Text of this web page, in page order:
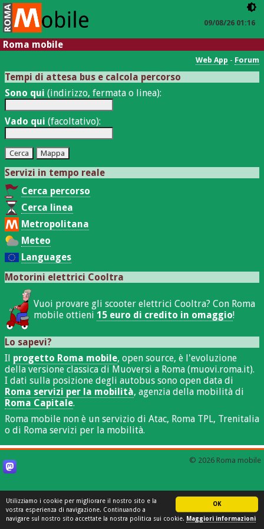
OK
Utilizziamo i cookie per migliorare il nostro sito e la
vostra esperienza di navigazione. Continuando a
navigare sul nostro sito accettate la nostra politica sui cookie. Maggiori informazioni
09/08/26 01:16
Roma mobile
Web App - Forum
Tempi di attesa bus e calcola percorso
Sono qui (indirizzo, fermata o linea):
Vado qui (facoltativo):
Servizi in tempo reale
Cerca percorso
Cerca linea
Metropolitana
Meteo
Languages
Motorini elettrici Cooltra
Vuoi provare gli scooter elettrici Cooltra? Con Roma
mobile ottieni 15 euro di credito in omaggio!
Lo sapevi?
Il progetto Roma mobile, open source, è l'evoluzione
della versione classica di Muoversi a Roma (muovi.roma.it).
I dati sulla posizione degli autobus sono open data di
Roma servizi per la mobilità, agenzia della mobilità di
Roma Capitale.
Roma mobile non è un servizio di Atac, Roma TPL, Trenitalia
o di Roma servizi per la mobilità.
© 2026 Roma mobile